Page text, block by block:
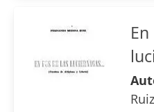
Ruiz